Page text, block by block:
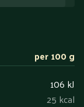
per 100 g
106 kJ
25 kcal